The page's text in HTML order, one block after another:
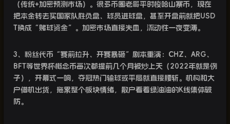
（传统+加密预测市场）。很多币圈老哥平时梭哈山寨币，现在
把本金转去买国家队胜负盘、球员进球盘，甚至开盘前就把USD
T换成“赌球资金”。加密市场直接失血，流动性一夜变薄。
3 、粉丝代币“赛前拉升、开赛暴砸”剧本重演： CHZ 、 ARG 、
BFT等世界杯概念币每次都提前几个月被炒上天（ 2022年就是例
子），开幕式一响，夺冠热门输球或平局就直接腰斩。机构和大
户借机出货，拖累整个板块情绪，散户看着绿油油的K线集体破
防。